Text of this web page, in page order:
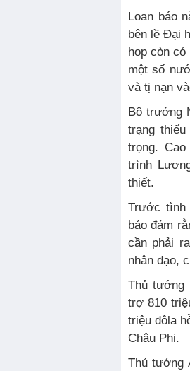
Loan báo
bên lề Ðại
họp còn
một số
và tị nạn
Bộ trưởng
trạng
trọng.
trình
thiết.
Trước tình
bảo đảm
cần phải
nhân đạo,
Thủ tướng
trợ 810
triệu đôla
Châu Phi.
Thủ tướng